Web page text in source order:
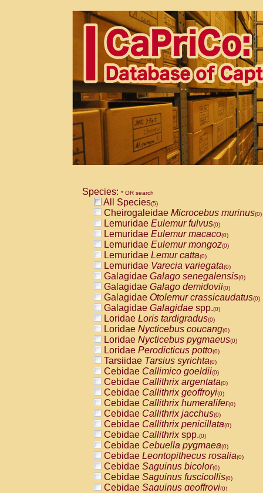
Species: * OR search
All Species(5)
Cheirogaleidae Microcebus murinus(0)
Lemuridae Eulemur fulvus(0)
Lemuridae Eulemur macaco(0)
Lemuridae Eulemur mongoz(0)
Lemuridae Lemur catta(0)
Lemuridae Varecia variegata(0)
Galagidae Galago senegalensis(0)
Galagidae Galago demidovii(0)
Galagidae Otolemur crassicaudatus(0)
Galagidae Galagidae spp.(0)
Loridae Loris tardigradus(0)
Loridae Nycticebus coucang(0)
Loridae Nycticebus pygmaeus(0)
Loridae Perodicticus potto(0)
Tarsiidae Tarsius syrichta(0)
Cebidae Callimico goeldii(0)
Cebidae Callithrix argentata(0)
Cebidae Callithrix geoffroyi(0)
Cebidae Callithrix humeralifer(0)
Cebidae Callithrix jacchus(0)
Cebidae Callithrix penicillata(0)
Cebidae Callithrixspp.(0)
Cebidae Cebuella pygmaea(0)
Cebidae Leontopithecus rosalia(0)
Cebidae Saguinus bicolor(0)
Cebidae Saguinus fuscicollis(0)
Cebidae Saguinus geoffroyi(0)